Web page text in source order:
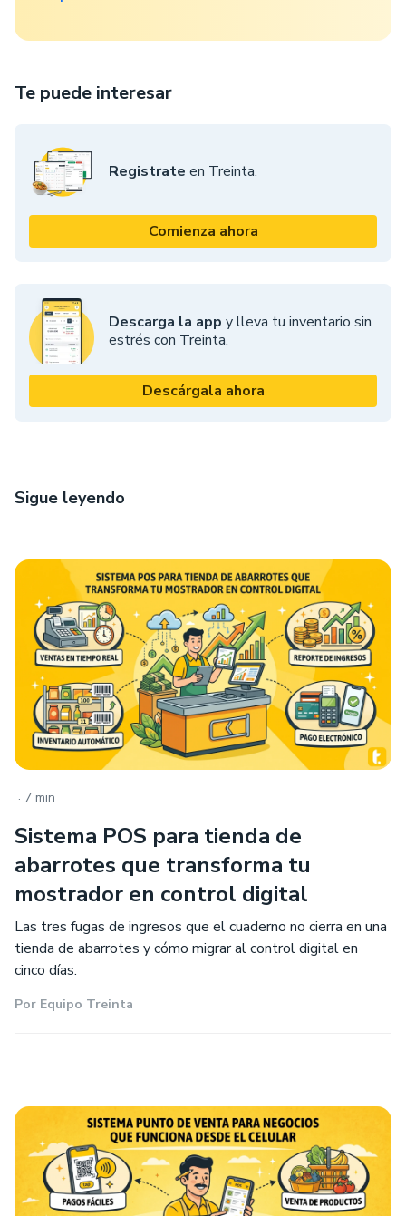
Te puede interesar
Registrate en Treinta.
Comienza ahora
Descarga la app y lleva tu inventario sin
estrés con Treinta.
Descárgala ahora
Sigue leyendo
. 7 min
Sistema POS para tienda de
abarrotes que transforma tu
mostrador en control digital
Las tres fugas de ingresos que el cuaderno no cierra en una
tienda de abarrotes y cómo migrar al control digital en
cinco días.
Por Equipo Treinta